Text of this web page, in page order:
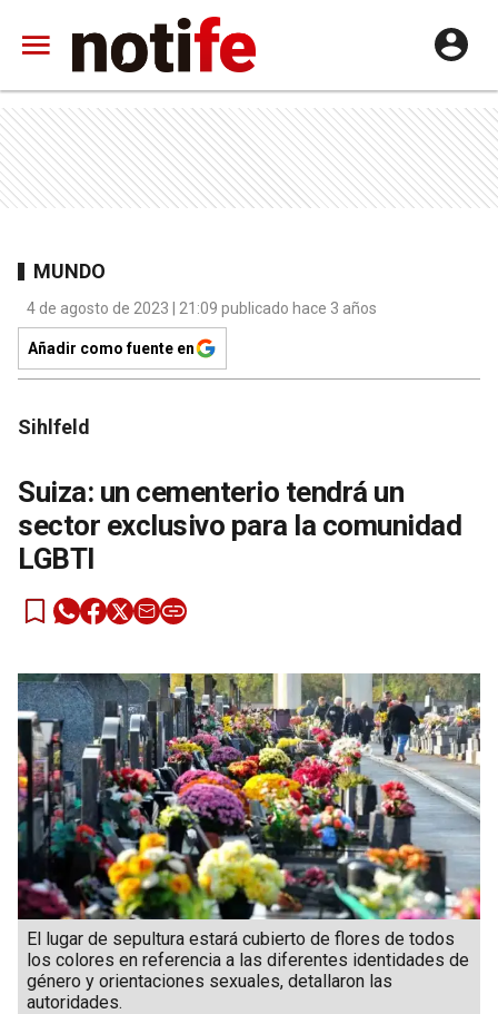
MUNDO
4 de agosto de 2023 | 21:09 publicado hace 3 años
Añadir como fuente en
Sihlfeld
Suiza: un cementerio tendrá un
sector exclusivo para la comunidad
LGBTI
El lugar de sepultura estará cubierto de flores de todos
los colores en referencia a las diferentes identidades de
género y orientaciones sexuales, detallaron las
autoridades.